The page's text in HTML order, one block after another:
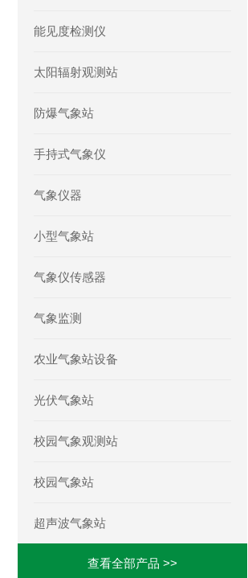
能见度检测仪
太阳辐射观测站
防爆气象站
手持式气象仪
气象仪器
小型气象站
气象仪传感器
气象监测
农业气象站设备
光伏气象站
校园气象观测站
校园气象站
超声波气象站
查看全部产品 >>